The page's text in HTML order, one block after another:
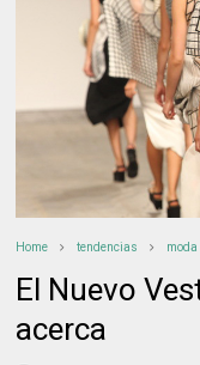
Home tendencias moda
El Nuevo
acerca